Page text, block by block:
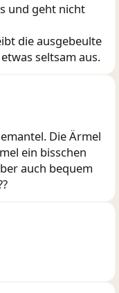
und geht nicht
die ausgebeulte
seltsam aus.
Die Ärmel
ein bisschen
auch bequem